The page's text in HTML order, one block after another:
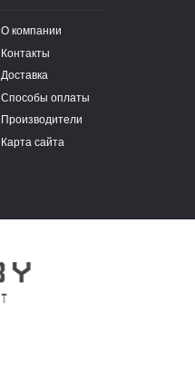
О компании
Контакты
Доставка
Способы оплаты
Производители
Карта сайта